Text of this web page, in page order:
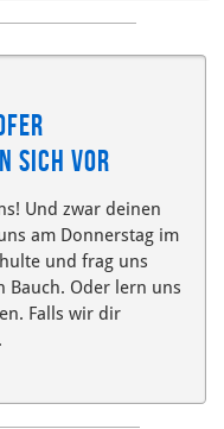
sich vor
Und zwar deinen
am Donnerstag im
und frag uns
Bauch. Oder lern uns
Falls wir dir